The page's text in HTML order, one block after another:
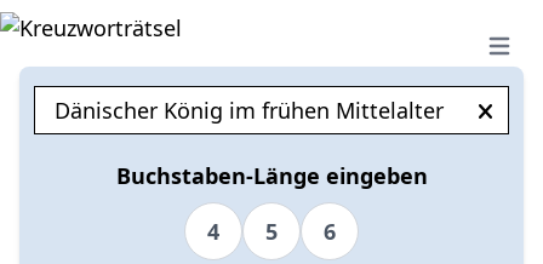
Open
Buchstaben-Länge eingeben
4
5 6